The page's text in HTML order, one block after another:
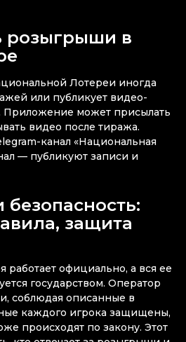
розыгрыши в
Лотереи иногда
или публикует видео-
может присылать
видео после тиража.
канал «Национальная
— публикуют записи и
безопасность:
защита
работает официально, а вся ее
государством. Оператор
соблюдая описанные в
каждого игрока защищены,
происходят по закону. Этот